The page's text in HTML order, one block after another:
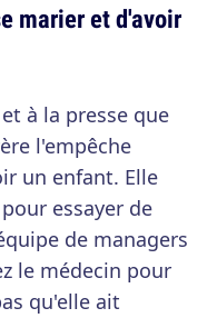
marier et d'avoir
à la presse que
l'empêche
un enfant. Elle
essayer de
de managers
le médecin pour
qu'elle ait